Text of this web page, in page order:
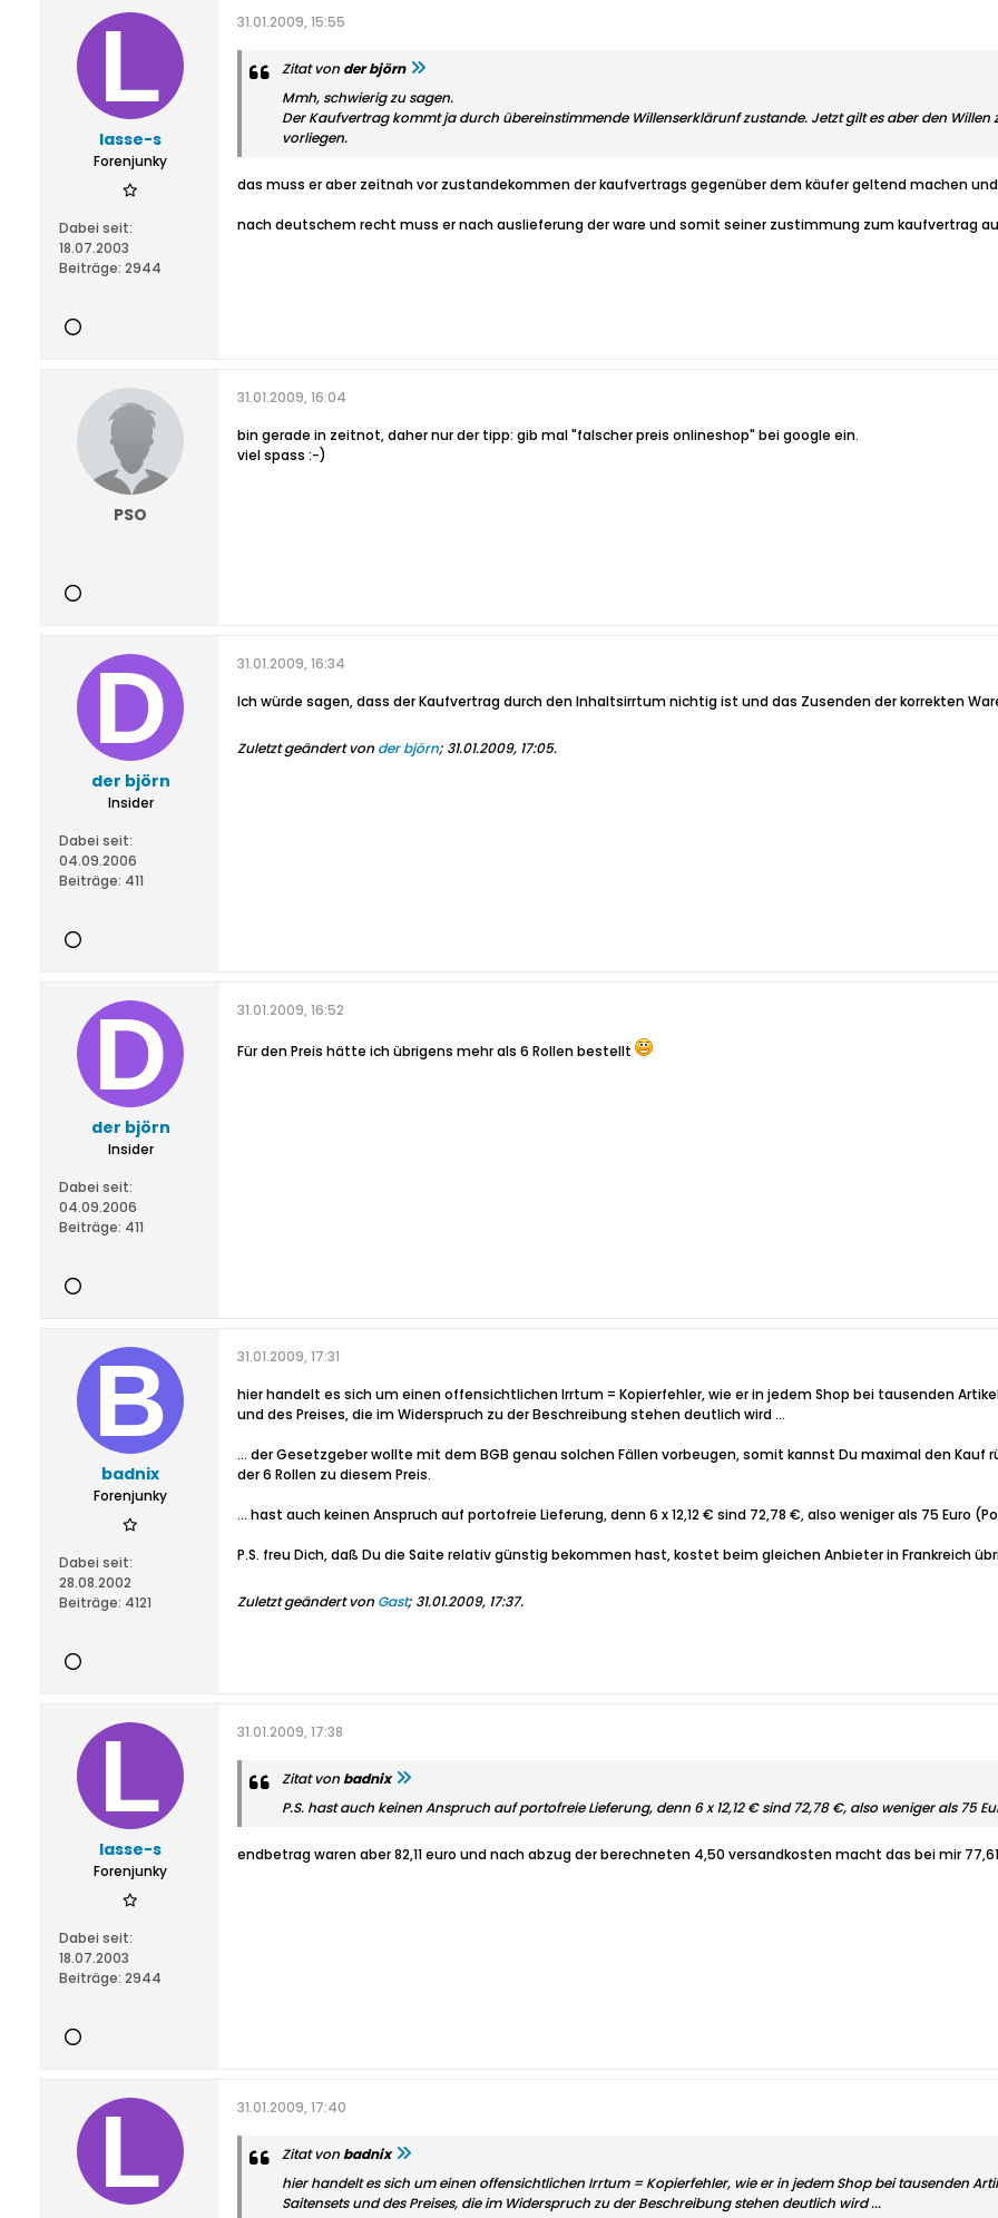
lasse-s
Forenjunky
Dabei seit:
18.07.2003
Beiträge: 2944
31.01.2009, 15:55
Zitat von der björn
Mmh, schwierig zu sagen.
Der Kaufvertrag kommt ja durch übereinstimmende Willenserklärunf zustande. Jetzt gilt es aber den Willen
vorliegen.
das muss er aber zeitnah vor zustandekommen der kaufvertrags gegenüber dem käufer geltend machen
nach deutschem recht muss er nach auslieferung der ware und somit seiner zustimmung zum kaufvertrag
PSO
31.01.2009, 16:04
bin gerade in zeitnot, daher nur der tipp: gib mal "falscher preis onlineshop" bei google ein.
viel spass :-)
der björn
Insider
Dabei seit:
04.09.2006
Beiträge: 411
31.01.2009, 16:34
Ich würde sagen, dass der Kaufvertrag durch den Inhaltsirrtum nichtig ist und das Zusenden der korrekten
Zuletzt geändert von der björn; 31.01.2009, 17:05.
der björn
Insider
Dabei seit:
04.09.2006
Beiträge: 411
31.01.2009, 16:52
Für den Preis hätte ich übrigens mehr als 6 Rollen bestellt
badnix
Forenjunky
Dabei seit:
28.08.2002
Beiträge: 4121
31.01.2009, 17:31
hier handelt es sich um einen offensichtlichen Irrtum = Kopierfehler, wie er in jedem Shop bei tausenden
und des Preises, die im Widerspruch zu der Beschreibung stehen deutlich wird ...
... der Gesetzgeber wollte mit dem BGB genau solchen Fällen vorbeugen, somit kannst Du maximal den Kauf
der 6 Rollen zu diesem Preis.
... hast auch keinen Anspruch auf portofreie Lieferung, denn 6 x 12,12 € sind 72,78 €, also weniger als 75
P.S. freu Dich, daß Du die Saite relativ günstig bekommen hast, kostet beim gleichen Anbieter in Frankreich
Zuletzt geändert von Gast; 31.01.2009, 17:37.
lasse-s
Forenjunky
Dabei seit:
18.07.2003
Beiträge: 2944
31.01.2009, 17:38
Zitat vonbadnix
P.S. hast auch keinen Anspruch auf portofreie Lieferung, denn 6 x 12,12 € sind 72,78 €, also weniger als
endbetrag waren aber 82,11 euro und nach abzug der berechneten 4,50 versandkosten macht das bei mir
31.01.2009, 17:40
Zitat vonbadnix
hier handelt es sich um einen offensichtlichen Irrtum = Kopierfehler, wie er in jedem Shop bei tausenden
Saitensets und des Preises, die im Widerspruch zu der Beschreibung stehen deutlich wird ...